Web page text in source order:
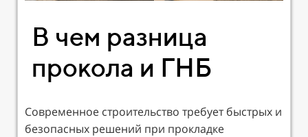
В чем разница
прокола и ГНБ
Современное строительство требует быстрых и
безопасных решений при прокладке